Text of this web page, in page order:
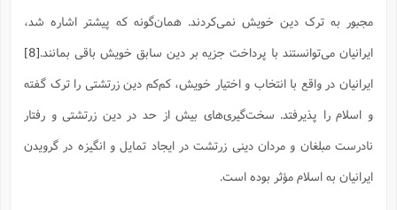
مجبور به ترک دین خویش نمی‌کردند. همان‌گونه که پیشتر اشاره شد،
ایرانیان می‌توانستند با پرداخت جزیه بر دین سابق خویش باقی بمانند.[8]
ایرانیان در واقع با انتخاب و اختیار خویش، کم‌کم دین زرتشتی را ترک گفته
و اسلام را پذیرفتد. سخت‌گیری‌های بیش از حد در دین زرتشتی و رفتار
نادرست مبلغان و مردان دینی زرتشت در ایجاد تمایل و انگیزه در گرویدن
ایرانیان به اسلام مؤثر بوده است.